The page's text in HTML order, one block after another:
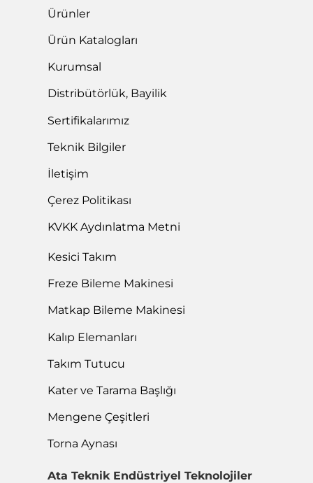
Ürünler
Ürün Katalogları
Kurumsal
Distribütörlük, Bayilik
Sertifikalarımız
Teknik Bilgiler
İletişim
Çerez Politikası
KVKK Aydınlatma Metni
Kesici Takım
Freze Bileme Makinesi
Matkap Bileme Makinesi
Kalıp Elemanları
Takım Tutucu
Kater ve Tarama Başlığı
Mengene Çeşitleri
Torna Aynası
Ata Teknik Endüstriyel Teknolojiler